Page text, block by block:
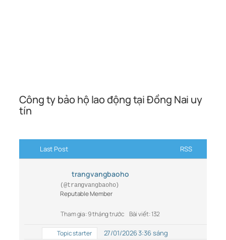
Công ty bảo hộ lao động tại Đồng Nai uy
tín
Last Post RSS
trangvangbaoho
(@trangvangbaoho)
Reputable Member
Tham gia: 9 tháng trước Bài viết: 132
Topic starter 27/01/2026 3:36 sáng